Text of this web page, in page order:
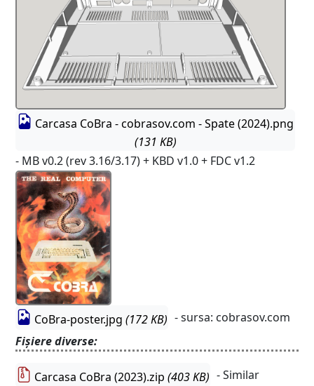
Carcasa CoBra - cobrasov.com - Spate (2024).png
(131 KB)
- MB v0.2 (rev 3.16/3.17) + KBD v1.0 + FDC v1.2
CoBra-poster.jpg (172 KB) - sursa: cobrasov.com
Fișiere diverse:
Carcasa CoBra (2023).zip (403 KB) - Similar